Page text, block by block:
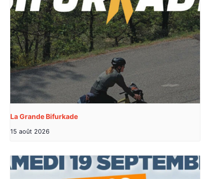
La Grande Bifurkade
15 août 2026